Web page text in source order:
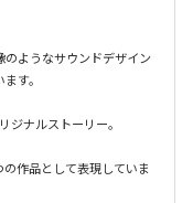
のようなサウンドデザイン
す。
ジナルストーリー。
作品として表現していま